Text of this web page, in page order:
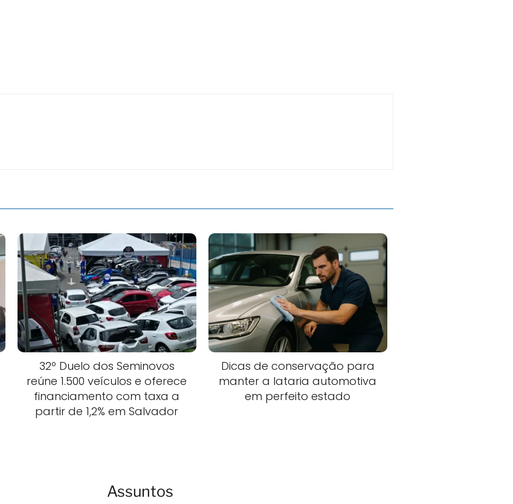
32º Duelo dos Seminovos
reúne 1.500 veículos e oferece
financiamento com taxa a
partir de 1,2% em Salvador
Dicas de conservação para
manter a lataria automotiva
em perfeito estado
Assuntos